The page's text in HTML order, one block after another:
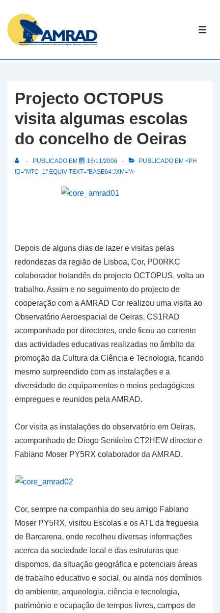
Skip
Content
Projecto OCTOPUS
visita algumas escolas
do concelho de Oeiras
PUBLICADO EM 16/11/2006
PUBLICADO EM <PH
ID="MTC_1" EQUIV-TEXT="BASE64:JXM="/>
Depois de alguns dias de lazer e visitas pelas
redondezas da região de Lisboa, Cor, PD0RKC
colaborador holandês do projecto OCTOPUS, volta ao
trabalho. Assim e no seguimento do projecto de
cooperação com a AMRAD Cor realizou uma visita ao
Observatório Aeroespacial de Oeiras, CS1RAD
acompanhado por directores, onde ficou ao corrente
das actividades educativas realizadas no âmbito da
promoção da Cultura da Ciência e Tecnologia, ficando
mesmo surpreendido com as instalações e a
diversidade de equipamentos e meios pedagógicos
empregues e reunidos pela AMRAD.
Cor visita as instalações do observatório em Oeiras,
acompanhado de Diogo Sentieiro CT2HEW director e
Fabiano Moser PY5RX colaborador da AMRAD.
Cor, sempre na companhia do seu amigo Fabiano
Moser PY5RX, visitou Escolas e os ATL da freguesia
de Barcarena, onde recolheu diversas informações
acerca da sociedade local e das estruturas que
dispomos, da situação geográfica e potenciais áreas
de trabalho educativo e social, ou ainda nos domínios
do ambiente, arqueologia, ciência e tecnologia,
património e ocupação de tempos livres, campos de